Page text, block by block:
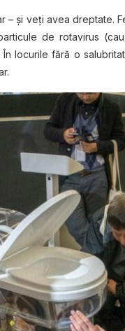
– şi veţi avea dreptate.
de rotavirus
locurile fără o